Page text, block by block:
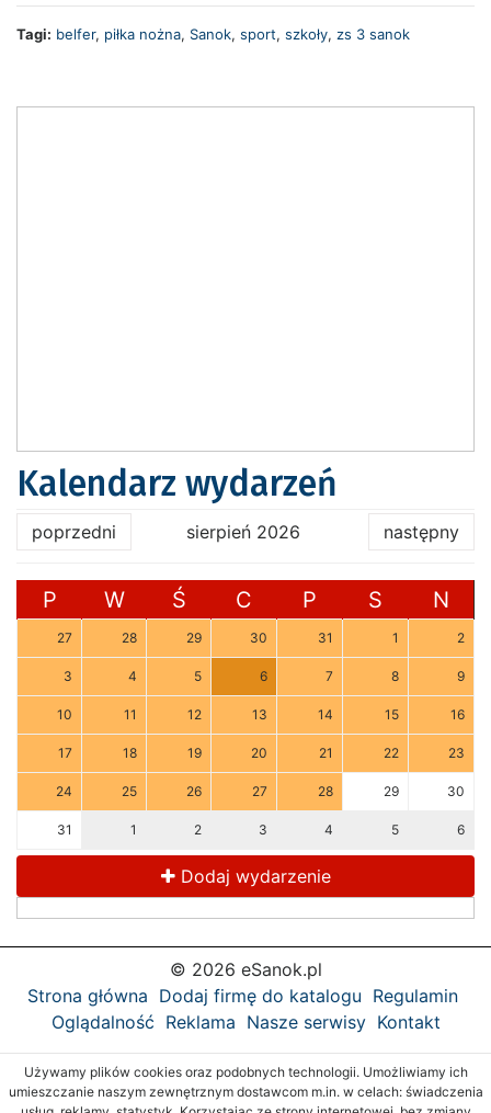
Tagi: belfer, piłka nożna, Sanok, sport, szkoły, zs 3 sanok
Kalendarz wydarzeń
poprzedni sierpień 2026 następny
P W Ś C P S N
27 28 29 30 31 1 2
3 4 5 6 7 8 9
10 11 12 13 14 15 16
17 18 19 20 21 22 23
24 25 26 27 28 29 30
31 1 2 3 4 5 6
Dodaj wydarzenie
© 2026 eSanok.pl
Strona główna Dodaj firmę do katalogu Regulamin
Oglądalność Reklama Nasze serwisy Kontakt
Używamy plików cookies oraz podobnych technologii. Umożliwiamy ich
umieszczanie naszym zewnętrznym dostawcom m.in. w celach: świadczenia